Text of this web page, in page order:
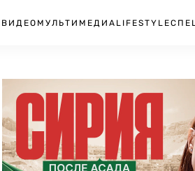
ВИДЕО МУЛЬТИМЕДИА LIFESTYLE